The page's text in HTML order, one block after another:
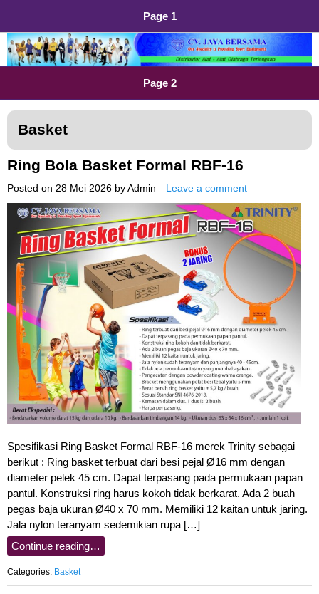
Page 1
Distributor Alat Olahraga
Jual Alat Olahraga Murah, Lengkap dan Berkualitas
Page 2
Basket
Ring Bola Basket Formal RBF-16
Posted on 28 Mei 2026 by Admin Leave a comment
Spesifikasi Ring Basket Formal RBF-16 merek Trinity sebagai
berikut : Ring basket terbuat dari besi pejal Ø16 mm dengan
diameter pelek 45 cm. Dapat terpasang pada permukaan papan
pantul. Konstruksi ring harus kokoh tidak berkarat. Ada 2 buah
pegas baja ukuran Ø40 x 70 mm. Memiliki 12 kaitan untuk jaring.
Jala nylon teranyam sedemikian rupa […]
Continue reading…
Categories: Basket